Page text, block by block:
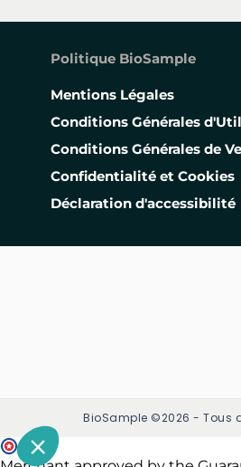
Politique BioSample
Mentions Légales
Conditions Générales
Conditions Générales de
Confidentialité et Cookies
Déclaration d'accessibilité
BioSample ©2026 - Tous